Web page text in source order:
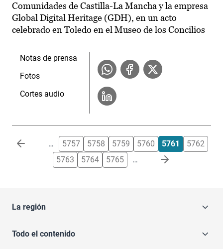
Comunidades de Castilla-La Mancha y la empresa
Global Digital Heritage (GDH), en un acto
celebrado en Toledo en el Museo de los Concilios
Notas de prensa
Fotos
Cortes audio
Paginación … 5757 5758 5759 5760 5761
5762
5763
5764 5765 …
La región
Todo el contenido